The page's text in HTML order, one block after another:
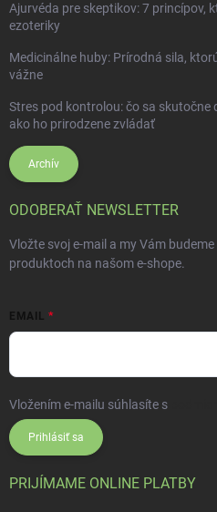
Ajurvéda pre skeptikov: 7 princípov,
ezoteriky
Medicinálne huby: Prírodná sila,
vážne
Stres pod kontrolou: čo sa skutočne
ako ho prirodzene zvládať
Archív
ODOBERAŤ NEWSLETTER
Vložte svoj e-mail a my Vám
produktoch na našom e-shope.
EMAIL
Vložením e-mailu súhlasíte s
Prihlásiť sa
PRIJÍMAME ONLINE PLATBY